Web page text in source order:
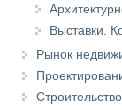
Выставки.
Рынок